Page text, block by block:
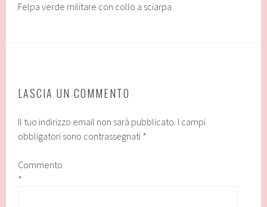
Felpa verde militare con collo a sciarpa
LASCIA UN COMMENTO
Il tuo indirizzo email non sarà pubblicato. I campi
obbligatori sono contrassegnati *
Commento
*